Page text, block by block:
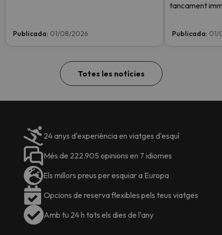
Publicada: 01/08/2026
tancament
altes
Publicada: 01/
Totes les notícies
24 anys d'experiència en viatges d'esquí
Més de 222.905 opinions en 7 idiomes
Els millors preus per esquiar a Europa
Opcions de reserva flexibles pels teus viatges
Amb tu 24 h tots els dies de l'any